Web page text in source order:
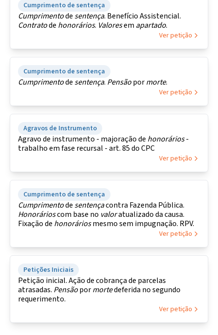
Cumprimento de sentença
Cumprimentode sentença. Benefício Assistencial.
Contratode honorários. Valoresem apartado.
Ver petição
Cumprimento de sentença
Cumprimentode sentença. Pensãopormorte.
Ver petição
Agravos de Instrumento
Agravo de instrumento - majoração de honorários-
trabalho em fase recursal - art. 85 do CPC
Ver petição
Cumprimento de sentença
Cumprimentode sentençacontra Fazenda Pública.
Honorárioscom base no valoratualizado da causa.
Fixação de honoráriosmesmo sem impugnação. RPV.
Ver petição
Petições Iniciais
Petição inicial. Ação de cobrança de parcelas
atrasadas. Pensãopormortedeferida no segundo
requerimento.
Ver petição